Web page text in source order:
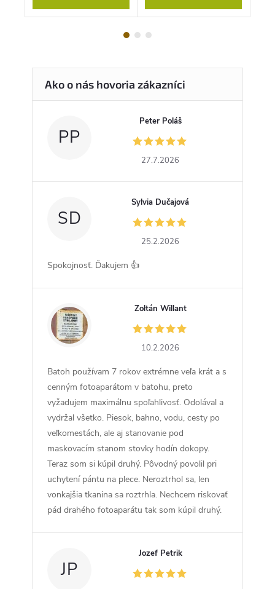
PP
Peter Poláš
27.7.2026
SD
Sylvia Dučajová
25.2.2026
Spokojnosť. Ďakujem 👍
ZW
Zoltán Willant
10.2.2026
Batoh používam 7 rokov extrémne veľa krát a s
cenným fotoaparátom v batohu, preto
vyžadujem maximálnu spoľahlivosť. Odolával a
vydržal všetko. Piesok, bahno, vodu, cesty po
veľkomestách, ale aj stanovanie pod
maskovacím stanom stovky hodín dokopy.
Teraz som si kúpil druhý. Pôvodný povolil pri
uchytení pántu na plece. Neroztrhol sa, len
vonkajšia tkanina sa roztrhla. Nechcem riskovať
pád drahého fotoaparátu tak som kúpil druhý.
JP
Jozef Petrik